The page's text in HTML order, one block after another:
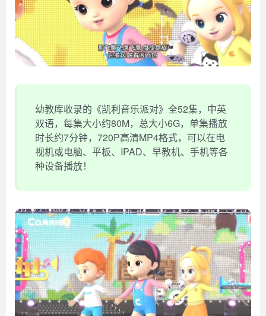
幼教库收录的《凯利音乐派对》全52集，中英
双语，每集大小约80M，总大小6G，单集播放
时长约7分钟，720P高清MP4格式，可以在电
视机或电脑、平板、IPAD、早教机、手机等各
种设备播放！